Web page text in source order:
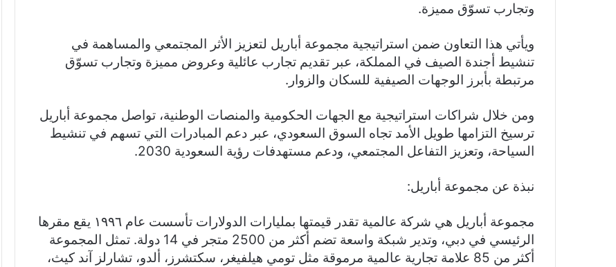
وتجارب تسوّق مميزة.
ويأتي هذا التعاون ضمن استراتيجية مجموعة أباريل لتعزيز الأثر المجتمعي والمساهمة في
تنشيط أجندة الصيف في المملكة، عبر تقديم تجارب عائلية وعروض مميزة وتجارب تسوّق
مرتبطة بأبرز الوجهات الصيفية للسكان والزوار.
ومن خلال شراكات استراتيجية مع الجهات الحكومية والمنصات الوطنية، تواصل مجموعة أباريل
ترسيخ التزامها طويل الأمد تجاه السوق السعودي، عبر دعم المبادرات التي تسهم في تنشيط
السياحة، وتعزيز التفاعل المجتمعي، ودعم مستهدفات رؤية السعودية 2030.
نبذة عن مجموعة أباريل:
مجموعة أباريل هي شركة عالمية تقدر قيمتها بمليارات الدولارات تأسست عام ١٩٩٦ يقع مقرها
الرئيسي في دبي، وتدير شبكة واسعة تضم أكثر من 2500 متجر في 14 دولة. تمثل المجموعة
أكثر من 85 علامة تجارية عالمية مرموقة مثل تومي هيلفيغر، سكتشرز، ألدو، تشارلز آند كيث،